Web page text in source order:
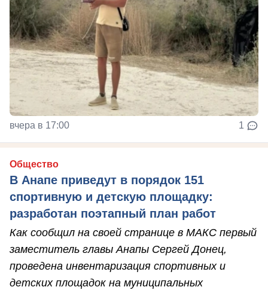
вчера в 17:00 1
Общество
В Анапе приведут в порядок 151
спортивную и детскую площадку:
разработан поэтапный план работ
Как сообщил на своей странице в МАКС первый
заместитель главы Анапы Сергей Донец,
проведена инвентаризация спортивных и
детских площадок на муниципальных